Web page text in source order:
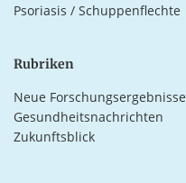
Psoriasis / Schuppenflechte
Rubriken
Neue Forschungsergebnisse
Gesundheitsnachrichten
Zukunftsblick